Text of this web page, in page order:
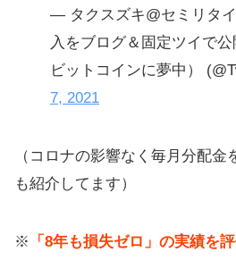
— タクスズキ@セミリタ
入をブログ＆固定ツイで公
ビットコインに夢中）
7, 2021
（コロナの影響なく毎月分配金
も紹介してます）
※ 「8年も損失ゼロ」の実績を